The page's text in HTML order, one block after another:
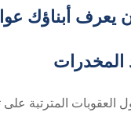
أن يعرف أبناؤك
المخدرات
العقوبات المترتبة